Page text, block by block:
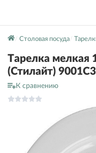
Столовая посуда
Тарелка мелкая
(Стилайт)
К сравнению